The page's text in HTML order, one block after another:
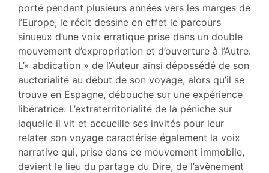
porté pendant plusieurs années vers les marges de
l’Europe, le récit dessine en effet le parcours
sinueux d’une voix erratique prise dans un double
mouvement d’expropriation et d’ouverture à l’Autre.
L’« abdication » de l’Auteur ainsi dépossédé de son
auctorialité au début de son voyage, alors qu’il se
trouve en Espagne, débouche sur une expérience
libératrice. L’extraterritorialité de la péniche sur
laquelle il vit et accueille ses invités pour leur
relater son voyage caractérise également la voix
narrative qui, prise dans ce mouvement immobile,
devient le lieu du partage du Dire, de l’avènement